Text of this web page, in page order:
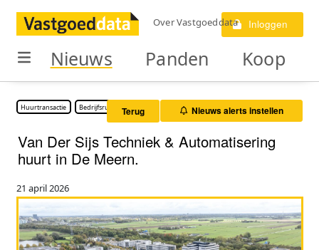
Over Vastgoeddata Inloggen
Nieuws Panden Koop
Huurtransactie Bedrijfsruimte Terug Nieuws alerts instellen
Van Der Sijs Techniek & Automatisering
huurt in De Meern.
21 april 2026